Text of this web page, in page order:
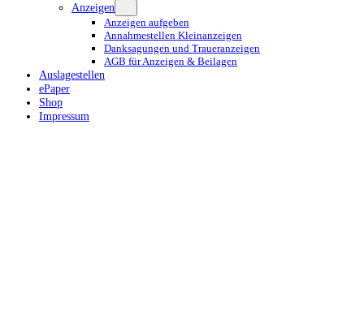
Anzeigen
Anzeigen aufgeben
Annahmestellen Kleinanzeigen
Danksagungen und Traueranzeigen
AGB für Anzeigen & Beilagen
Auslagestellen
ePaper
Shop
Impressum